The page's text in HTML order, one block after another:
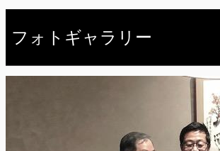
フォトギャラリー